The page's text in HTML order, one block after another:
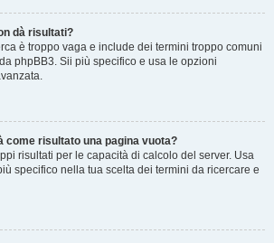
dà risultati?
è troppo vaga e include dei termini troppo comuni
phpBB3. Sii più specifico e usa le opzioni
come risultato una pagina vuota?
risultati per le capacità di calcolo del server. Usa
specifico nella tua scelta dei termini da ricercare e